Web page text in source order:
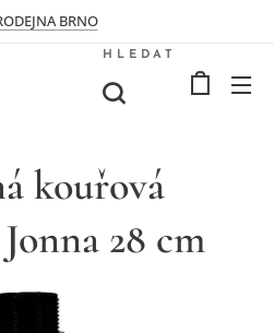
BRNO
HLEDAT
kouřová
28 cm